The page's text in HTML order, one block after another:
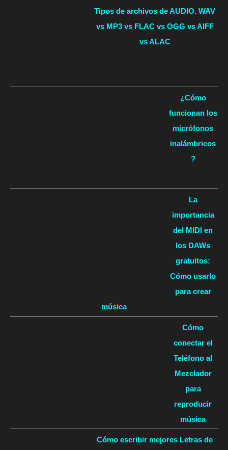
Tipos de archivos de AUDIO. WAV
vs MP3 vs FLAC vs OGG vs AIFF
vs ALAC
¿Cómo
funcionan los
micrófonos
inalámbricos
?
La
importancia
del MIDI en
los DAWs
gratuitos:
Cómo usarlo
para crear
música
Cómo
conectar el
Teléfono al
Mezclador
para
reproducir
música
Cómo escribir mejores Letras de